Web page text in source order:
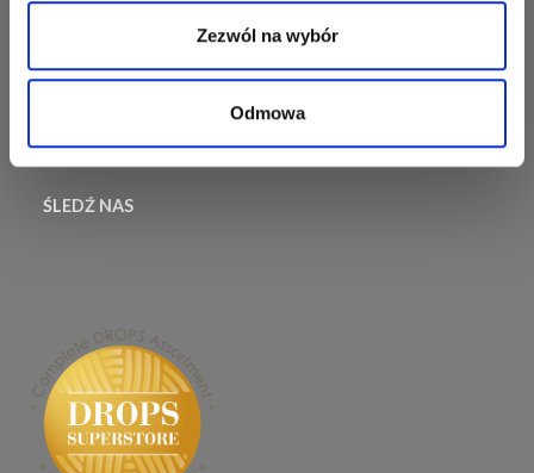
Zezwól na wybór
Odmowa
ŚLEDŹ NAS